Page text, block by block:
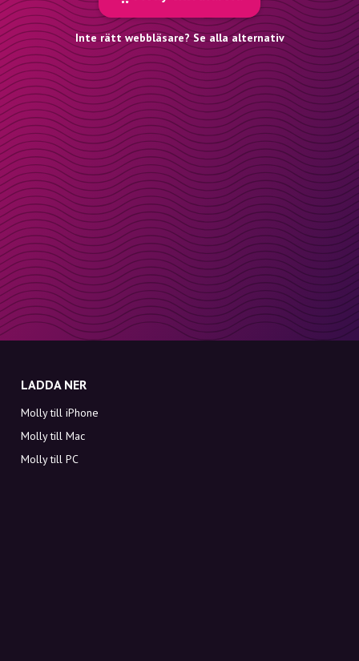
Inte rätt webbläsare? Se alla alternativ
LADDA NER
Molly till iPhone
Molly till Mac
Molly till PC